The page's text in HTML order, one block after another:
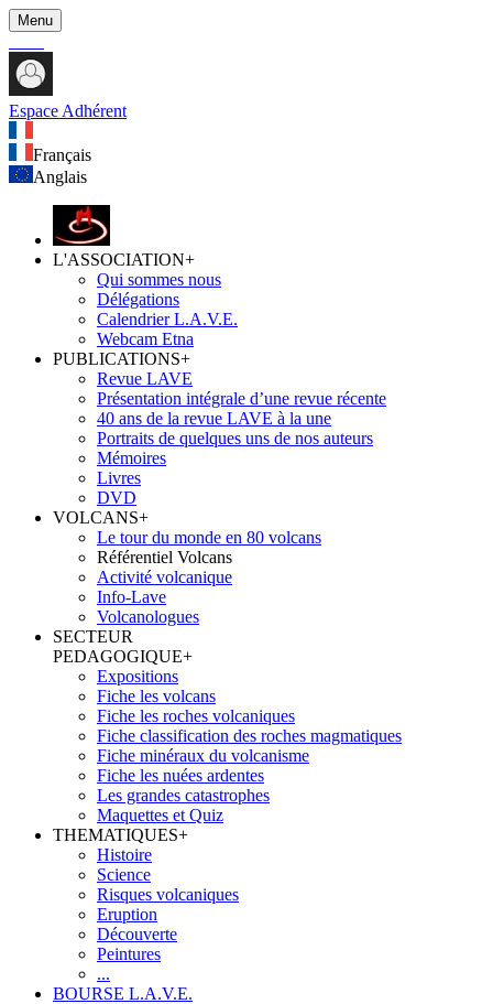
Menu
Espace Adhérent
Français
Anglais
L'ASSOCIATION+
Qui sommes nous
Délégations
Calendrier L.A.V.E.
Webcam Etna
PUBLICATIONS+
Revue LAVE
Présentation intégrale d’une revue récente
40 ans de la revue LAVE à la une
Portraits de quelques uns de nos auteurs
Mémoires
Livres
DVD
VOLCANS+
Le tour du monde en 80 volcans
Référentiel Volcans
Activité volcanique
Info-Lave
Volcanologues
SECTEUR
PEDAGOGIQUE+
Expositions
Fiche les volcans
Fiche les roches volcaniques
Fiche classification des roches magmatiques
Fiche minéraux du volcanisme
Fiche les nuées ardentes
Les grandes catastrophes
Maquettes et Quiz
THEMATIQUES+
Histoire
Science
Risques volcaniques
Eruption
Découverte
Peintures
...
BOURSE L.A.V.E.